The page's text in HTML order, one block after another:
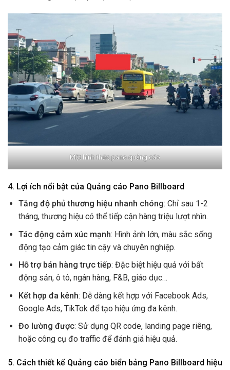
Một hình thức pano quảng cáo
4. Lợi ích nổi bật của Quảng cáo Pano Billboard
Tăng độ phủ thương hiệu nhanh chóng: Chỉ sau 1-2
tháng, thương hiệu có thể tiếp cận hàng triệu lượt nhìn.
Tác động cảm xúc mạnh: Hình ảnh lớn, màu sắc sống
động tạo cảm giác tin cậy và chuyên nghiệp.
Hỗ trợ bán hàng trực tiếp: Đặc biệt hiệu quả với bất
động sản, ô tô, ngân hàng, F&B, giáo dục…
Kết hợp đa kênh: Dễ dàng kết hợp với Facebook Ads,
Google Ads, TikTok để tạo hiệu ứng đa kênh.
Đo lường được: Sử dụng QR code, landing page riêng,
hoặc công cụ đo traffic để đánh giá hiệu quả.
5. Cách thiết kế Quảng cáo biển bảng Pano Billboard hiệu